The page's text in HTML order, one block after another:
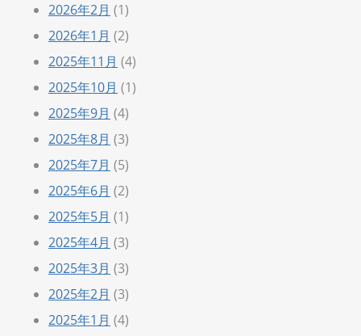
2026年2月 (1)
2026年1月 (2)
2025年11月 (4)
2025年10月 (1)
2025年9月 (4)
2025年8月 (3)
2025年7月 (5)
2025年6月 (2)
2025年5月 (1)
2025年4月 (3)
2025年3月 (3)
2025年2月 (3)
2025年1月 (4)